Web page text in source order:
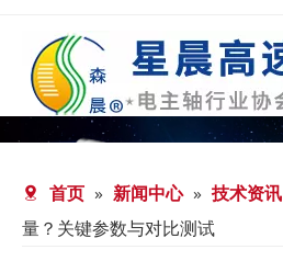
首页 » 新闻中心 » 技术资讯
量？关键参数与对比测试